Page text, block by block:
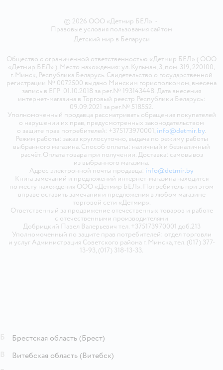
© 2026 ООО «Детмир БЕЛ» •
Правовые условия пользования сайтом
Детский мир в Беларуси
Общество с ограниченной ответственностью «Детмир БЕЛ» ( ООО
«Детмир БЕЛ» ). Место нахождения: ул. Кульман, 3, пом. 319, 220100,
г. Минск, Республика Беларусь. Свидетельство о государственной
регистрации № 0072500 выдано Минским горисполкомом, внесена
запись в ЕГР 01.10.2018 за рег.№ 193143448. Дата внесения
интернет-магазина в Торговый реестр Республики Беларусь:
09.09.2021 за рег.№ 518552.
Уполномоченный продавца рассматривать обращения покупателей
о нарушении их прав, предусмотренных законодательством
о защите прав потребителей: +375173970001, info@detmir.by.
Режим работы: заказ круглосуточно, выдача по режиму работы
выбранного магазина. Способ оплаты: наличный и безналичный
расчёт. Оплата товара при получении. Доставка: самовывоз
из выбранного магазина.
Адрес электронной почты продавца: info@detmir.by
Книга замечаний и предложений интернет-магазина находится
по месту нахождения ООО «Детмир БЕЛ». Потребитель при этом
вправе оставить замечания и предложения в любом магазине
торговой сети «Детмир».
Ответственный за продвижение отечественных товаров и работе
с отечественными производителями
Добрицкий Павел Валерьевич тел. +375173970001 доб.213
Уполномоченный по защите прав потребителей: отдел торговли
и услуг Администрация Советского района г. Минска, тел. (017) 377-
13-93, (017) 318-13-33.
Брестская область (Брест)
Витебская область (Витебск)